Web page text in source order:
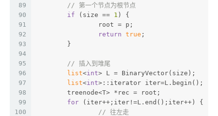
89
90
91
92
93
94
95
96
97
98
99
100
// 第一个节点为根节点
if (size == 1 ) {
		root = p;
return true ;
	}
// 插入到堆尾
list<int> L = BinaryVector(size);
list<int>::iterator iter=L.begin();
	treenode<T> *rec = root;
for (iter++;iter!=L.end();iter++) {
// 往左走